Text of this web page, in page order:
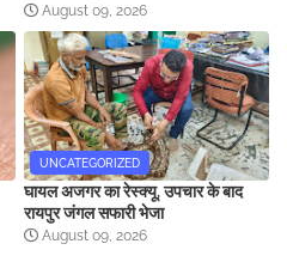
August 09, 2026
UNCATEGORIZED
घायल अजगर का रेस्क्यू, उपचार के बाद
रायपुर जंगल सफारी भेजा
August 09, 2026